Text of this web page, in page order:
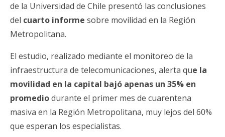
de la Universidad de Chile presentó las conclusiones
del cuarto informe sobre movilidad en la Región
Metropolitana.
El estudio, realizado mediante el monitoreo de la
infraestructura de telecomunicaciones, alerta que la
movilidad en la capital bajó apenas un 35% en
promediodurante el primer mes de cuarentena
masiva en la Región Metropolitana, muy lejos del 60%
que esperan los especialistas.